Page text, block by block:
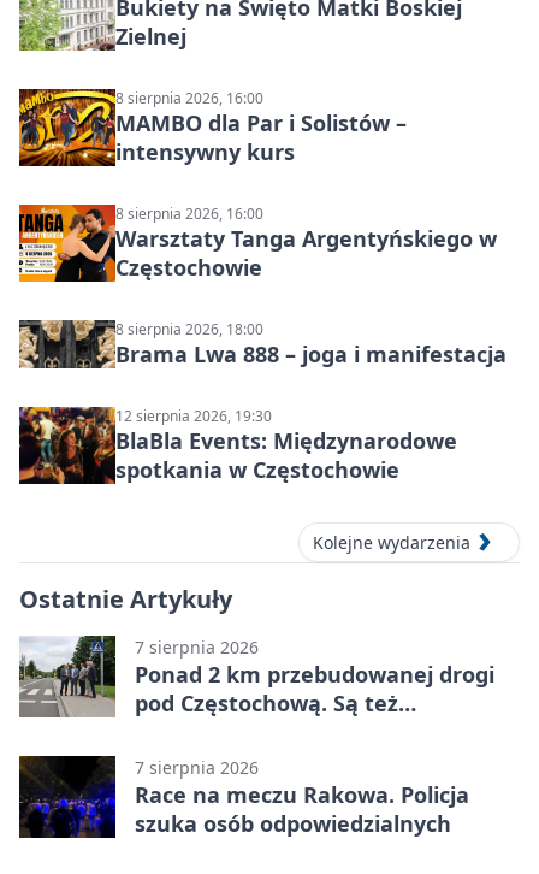
Bukiety na Święto Matki Boskiej
Zielnej
8 sierpnia 2026, 16:00
MAMBO dla Par i Solistów –
intensywny kurs
8 sierpnia 2026, 16:00
Warsztaty Tanga Argentyńskiego w
Częstochowie
8 sierpnia 2026, 18:00
Brama Lwa 888 – joga i manifestacja
12 sierpnia 2026, 19:30
BlaBla Events: Międzynarodowe
spotkania w Częstochowie
Kolejne wydarzenia
Ostatnie Artykuły
7 sierpnia 2026
Ponad 2 km przebudowanej drogi
pod Częstochową. Są też
7 sierpnia 2026
Race na meczu Rakowa. Policja
szuka osób odpowiedzialnych